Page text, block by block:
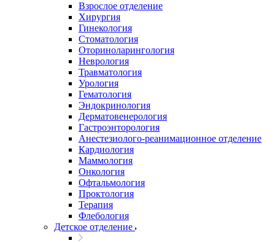
Взрослое отделение
Хирургия
Гинекология
Стоматология
Оториноларингология
Неврология
Травматология
Урология
Гематология
Эндокринология
Дерматовенерология
Гастроэнторология
Анестезиолого-реанимационное отделение
Кардиология
Маммология
Онкология
Офтальмология
Проктология
Терапия
Флебология
Детское отделение